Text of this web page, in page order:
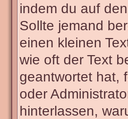
indem du auf den
Sollte jemand
einen kleinen
wie oft der Text
geantwortet hat,
oder
hinterlassen,